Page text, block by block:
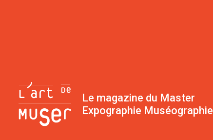
Le magazine du Master
Expographie Muséographie